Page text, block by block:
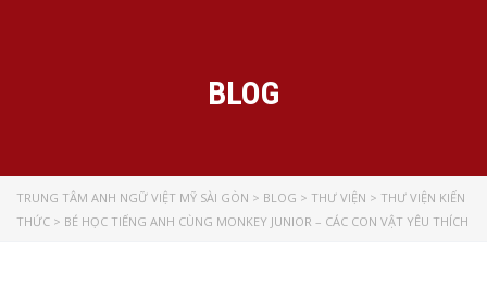
BLOG
TRUNG TÂM ANH NGỮ VIỆT MỸ SÀI GÒN > BLOG > THƯ VIỆN > THƯ VIỆN KIẾN
THỨC > BÉ HỌC TIẾNG ANH CÙNG MONKEY JUNIOR – CÁC CON VẬT YÊU THÍCH